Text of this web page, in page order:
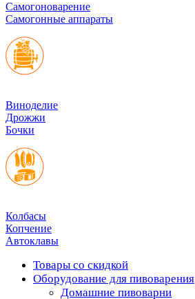
Cамогоноварение
Самогонные аппараты
Виноделие
Дрожжи
Бочки
Колбасы
Копчение
Автоклавы
Товары со скидкой
Оборудование для пивоварения
Домашние пивоварни